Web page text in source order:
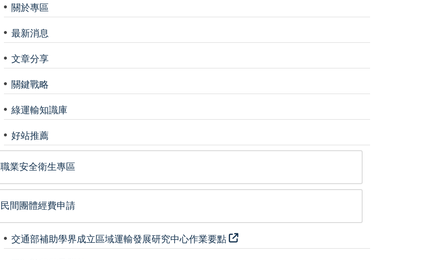
關於專區
最新消息
文章分享
關鍵戰略
綠運輸知識庫
好站推薦
職業安全衛生專區
民間團體經費申請
交通部補助學界成立區域運輸發展研究中心作業要點